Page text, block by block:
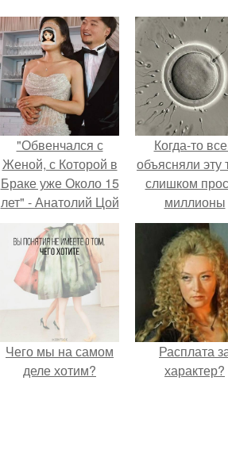
"Обвенчался с
Женой, с Которой в
Браке уже Около 15
лет" - Анатолий Цой
удивил
поклонников
"тайной свадьбой".
Когда-то
объясняли эту
слишком
миллионы
бегут к цели, а
побеждает
быстрый.
Чего мы на самом
деле хотим?
Расплата
характер?